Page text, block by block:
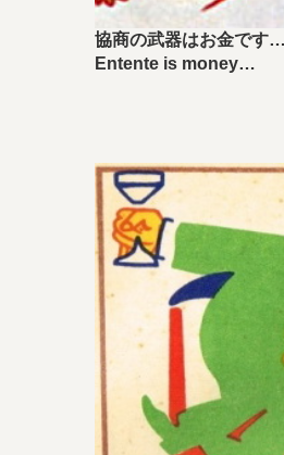
協商の武器はお金です
Entente is money…